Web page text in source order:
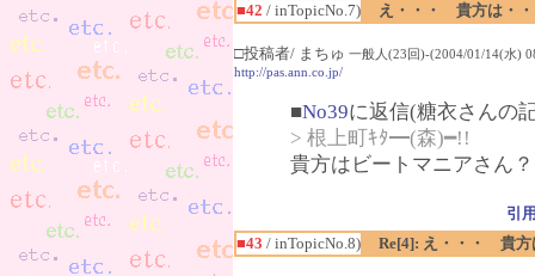
■42 / inTopicNo.7) え・・・ 貴方は・
□投稿者/ まちゅ 一般人(23回)-(2004/01/14(水)
http://pas.ann.co.jp/
■No39に返信(糖衣さんの
> 根上町ｷﾀ━(森)━!!
貴方はビートマニアさん
引
■43 / inTopicNo.8) Re[4]: え・・・ 貴